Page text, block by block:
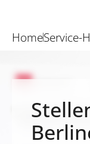
HomeService-